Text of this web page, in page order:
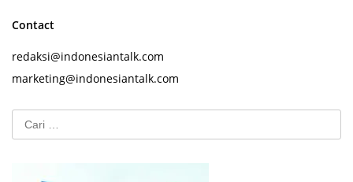
Contact
redaksi@indonesiantalk.com
marketing@indonesiantalk.com
Cari
untuk: